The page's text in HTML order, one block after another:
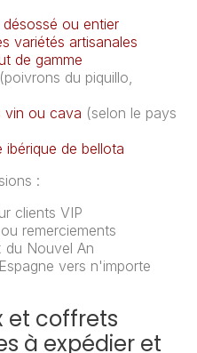
ou entier
variétés artisanales
de gamme
(poivrons du piquillo,
vin ou cava (selon le pays
de bellota
:
clients VIP
remerciements
du Nouvel An
vers n'importe
et coffrets
à expédier et